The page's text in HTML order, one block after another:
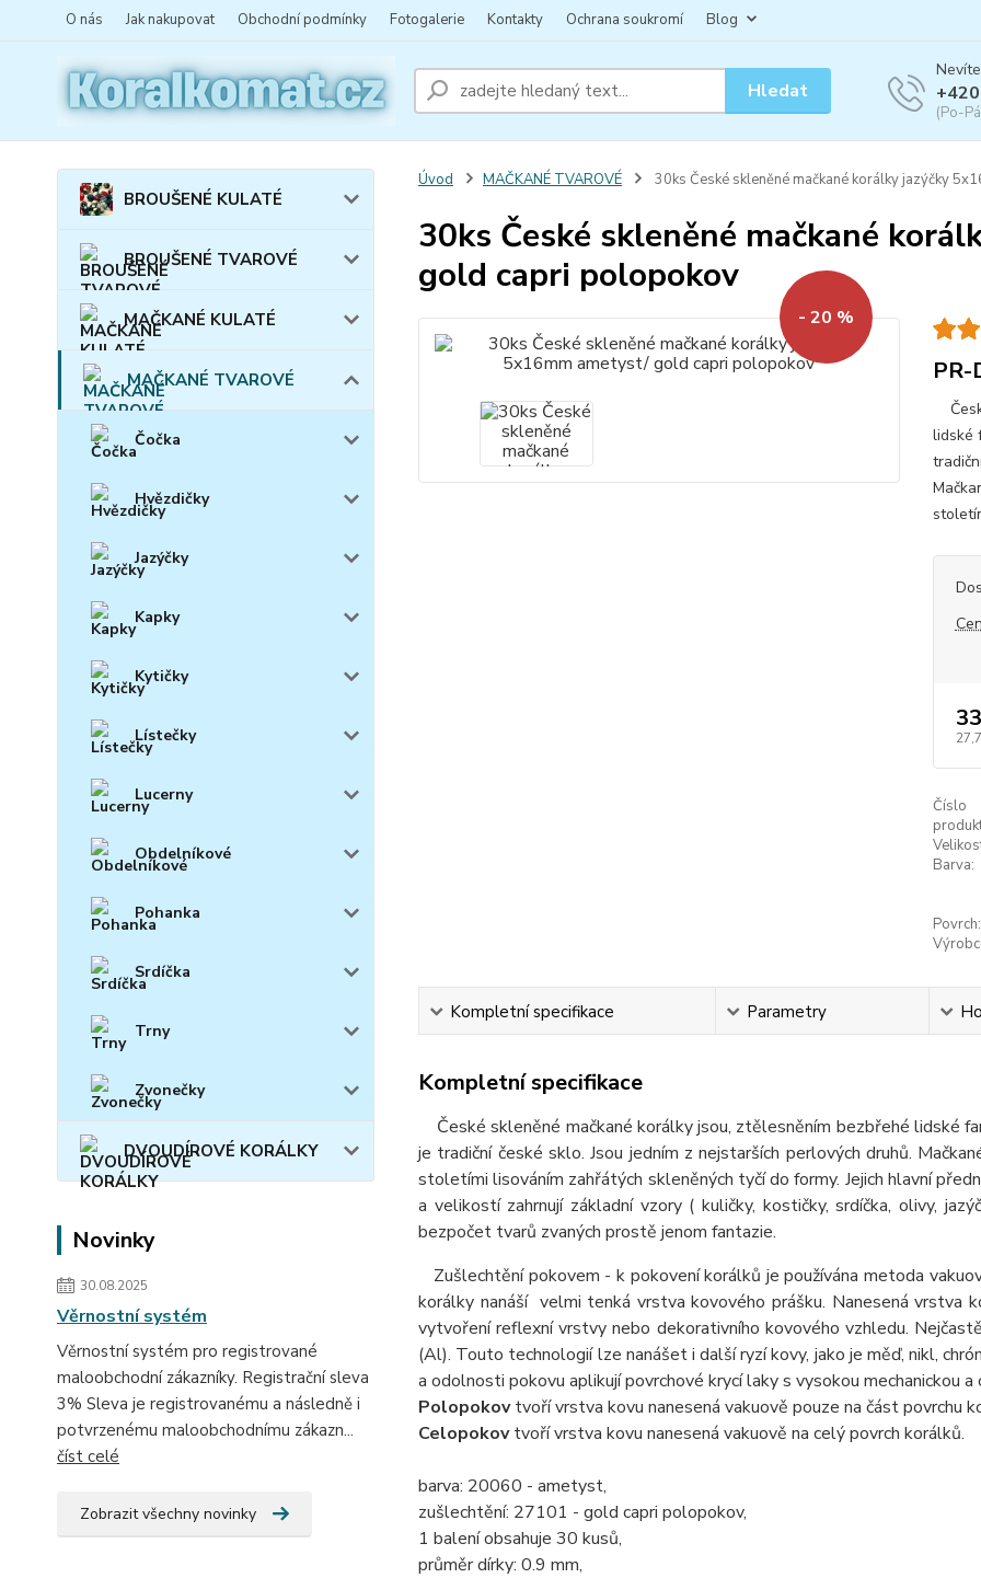
O nás Jak nakupovat Obchodní podmínky Fotogalerie Kontakty Ochrana soukromí Blog
Hledat
(Po-
BROUŠENÉ KULATÉ
BROUŠENÉ TVAROVÉ
MAČKANÉ KULATÉ
MAČKANÉ TVAROVÉ
Čočka
Hvězdičky
Jazýčky
Kapky
Kytičky
Lístečky
Lucerny
Obdelníkové
Pohanka
Srdíčka
Trny
Zvonečky
DVOUDÍROVÉ KORÁLKY
Novinky
30.08.2025
Věrnostní systém
Věrnostní systém pro registrované
maloobchodní zákazníky. Registrační sleva
3% Sleva je registrovanému a následně i
potvrzenému maloobchodnímu zákazn...
číst celé
Zobrazit všechny novinky
Úvod MAČKANÉ TVAROVÉ 30ks České skleněné mačkané korálky jazýčky
30ks České skleněné mačkané
gold capri polopokov
- 20 %
PR-
lidské
Číslo
Barva:
Povrch:
Kompletní specifikace Parametry
Kompletní specifikace
České skleněné mačkané korálky jsou, ztělesněním bezbřehé lidské
je tradiční české sklo. Jsou jedním z nejstarších perlových druhů.
stoletími lisováním zahřátých skleněných tyčí do formy. Jejich hlavní
a velikostí zahrnují základní vzory ( kuličky, kostičky, srdíčka, olivy,
bezpočet tvarů zvaných prostě jenom fantazie.
Zušlechtění pokovem - k pokovení korálků je používána metoda
korálky nanáší velmi tenká vrstva kovového prášku. Nanesená vrstva
vytvoření reflexní vrstvy nebo dekorativního kovového vzhledu.
(Al). Touto technologií lze nanášet i další ryzí kovy, jako je měď, nikl,
a odolnosti pokovu aplikují povrchové krycí laky s vysokou mechanickou a
Polopokovtvoří vrstva kovu nanesená vakuově pouze na část povrchu
Celopokovtvoří vrstva kovu nanesená vakuově na celý povrch korálků.
barva: 20060 - ametyst,
zušlechtění: 27101 - gold capri polopokov,
1 balení obsahuje 30 kusů,
průměr dírky: 0.9 mm,